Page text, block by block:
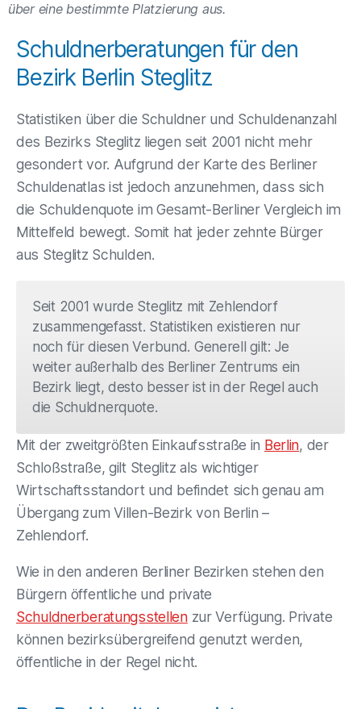
über eine bestimmte Platzierung aus.
Schuldnerberatungen für den
Bezirk Berlin Steglitz
Statistiken über die Schuldner und Schuldenanzahl
des Bezirks Steglitz liegen seit 2001 nicht mehr
gesondert vor. Aufgrund der Karte des Berliner
Schuldenatlas ist jedoch anzunehmen, dass sich
die Schuldenquote im Gesamt-Berliner Vergleich im
Mittelfeld bewegt. Somit hat jeder zehnte Bürger
aus Steglitz Schulden.
Seit 2001 wurde Steglitz mit Zehlendorf
zusammengefasst. Statistiken existieren nur
noch für diesen Verbund. Generell gilt: Je
weiter außerhalb des Berliner Zentrums ein
Bezirk liegt, desto besser ist in der Regel auch
die Schuldnerquote.
Mit der zweitgrößten Einkaufsstraße in Berlin, der
Schloßstraße, gilt Steglitz als wichtiger
Wirtschaftsstandort und befindet sich genau am
Übergang zum Villen-Bezirk von Berlin –
Zehlendorf.
Wie in den anderen Berliner Bezirken stehen den
Bürgern öffentliche und private
Schuldnerberatungsstellenzur Verfügung. Private
können bezirksübergreifend genutzt werden,
öffentliche in der Regel nicht.